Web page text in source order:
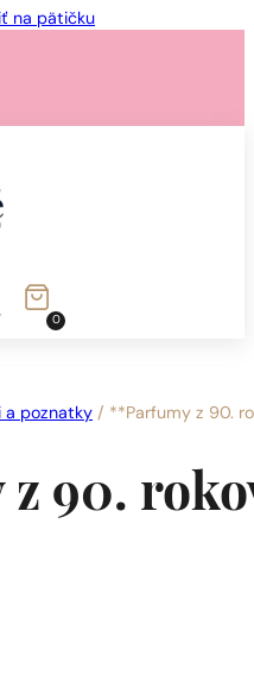
na pätičku
0
a poznatky / **Parfumy z 90.
90.